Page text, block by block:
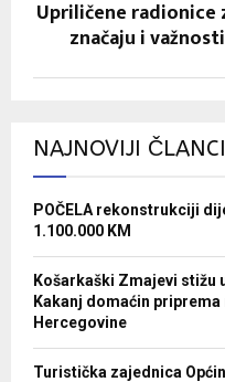
Upriličene radionice
značaju i
NAJNOVIJI ČLANCI
POČELA rekonstrukciji
1.100.000 KM
Košarkaški Zmajevi stižu
Kakanj domaćin
Hercegovine
Turistička zajednica